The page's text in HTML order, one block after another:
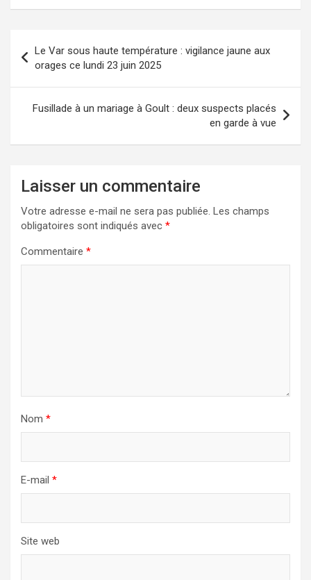
de
l’article
Le Var sous haute température : vigilance jaune aux
orages ce lundi 23 juin 2025
Fusillade à un mariage à Goult : deux suspects placés
en garde à vue
Laisser un commentaire
Votre adresse e-mail ne sera pas publiée. Les champs
obligatoires sont indiqués avec *
Commentaire *
Nom *
E-mail *
Site web